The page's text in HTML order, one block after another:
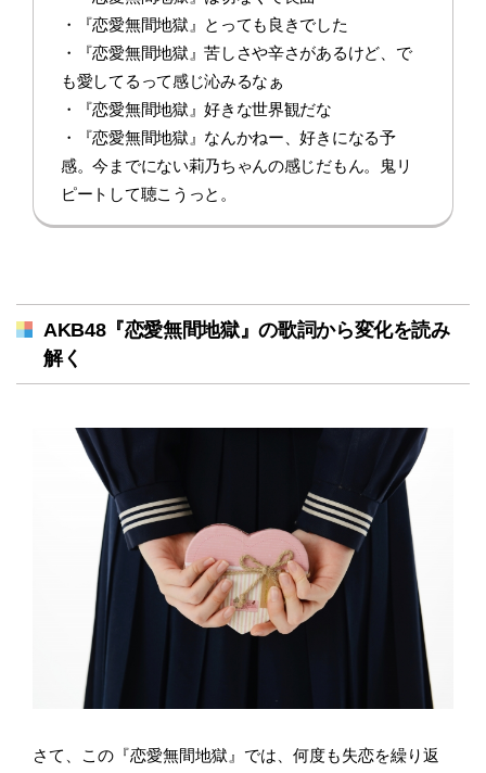
・『恋愛無間地獄』とっても良きでした
・『恋愛無間地獄』苦しさや辛さがあるけど、で
も愛してるって感じ沁みるなぁ
・『恋愛無間地獄』好きな世界観だな
・『恋愛無間地獄』なんかねー、好きになる予
感。今までにない莉乃ちゃんの感じだもん。鬼リ
ピートして聴こうっと。
AKB48『恋愛無間地獄』の歌詞から変化を読み
解く
さて、この『恋愛無間地獄』では、何度も失恋を繰り返